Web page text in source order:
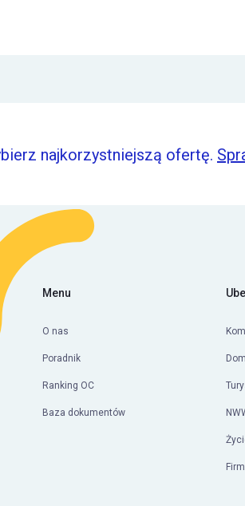
najkorzystniejszą ofertę.
Menu
O nas
Poradnik
Ranking OC
Baza dokumentów